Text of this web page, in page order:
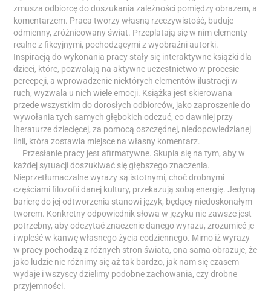
zmusza odbiorcę do doszukania zależności pomiędzy obrazem, a
komentarzem. Praca tworzy własną rzeczywistość, buduje
odmienny, zróżnicowany świat. Przeplatają się w nim elementy
realne z fikcyjnymi, pochodzącymi z wyobraźni autorki.
Inspiracją do wykonania pracy stały się interaktywne książki dla
dzieci, które, pozwalają na aktywne uczestnictwo w procesie
percepcji, a wprowadzenie niektórych elementów ilustracji w
ruch, wyzwala u nich wiele emocji. Książka jest skierowana
przede wszystkim do dorosłych odbiorców, jako zaproszenie do
wywołania tych samych głębokich odczuć, co dawniej przy
literaturze dziecięcej, za pomocą oszczędnej, niedopowiedzianej
linii, która zostawia miejsce na własny komentarz.
Przesłanie pracy jest afirmatywne. Skupia się na tym, aby w
każdej sytuacji doszukiwać się głębszego znaczenia.
Nieprzetłumaczalne wyrazy są istotnymi, choć drobnymi
częściami filozofii danej kultury, przekazują sobą energię. Jedyną
barierę do jej odtworzenia stanowi język, będący niedoskonałym
tworem. Konkretny odpowiednik słowa w języku nie zawsze jest
potrzebny, aby odczytać znaczenie danego wyrazu, zrozumieć je
i wpleść w kanwę własnego życia codziennego. Mimo iż wyrazy
w pracy pochodzą z różnych stron świata, ona sama obrazuje, że
jako ludzie nie różnimy się aż tak bardzo, jak nam się czasem
wydaje i wszyscy dzielimy podobne zachowania, czy drobne
przyjemności.